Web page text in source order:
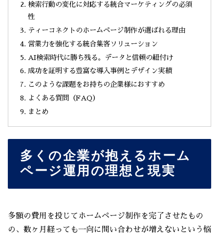
検索行動の変化に対応する統合マーケティングの必須
性
ティーコネクトのホームページ制作が選ばれる理由
営業力を強化する統合集客ソリューション
AI検索時代に勝ち残る。データと信頼の紐付け
成功を証明する豊富な導入事例とデザイン実績
このような課題をお持ちの企業様におすすめ
よくある質問（FAQ）
まとめ
多くの企業が抱えるホーム
ページ運用の理想と現実
多額の費用を投じてホームページ制作を完了させたもの
の、数ヶ月経っても一向に問い合わせが増えないという悩